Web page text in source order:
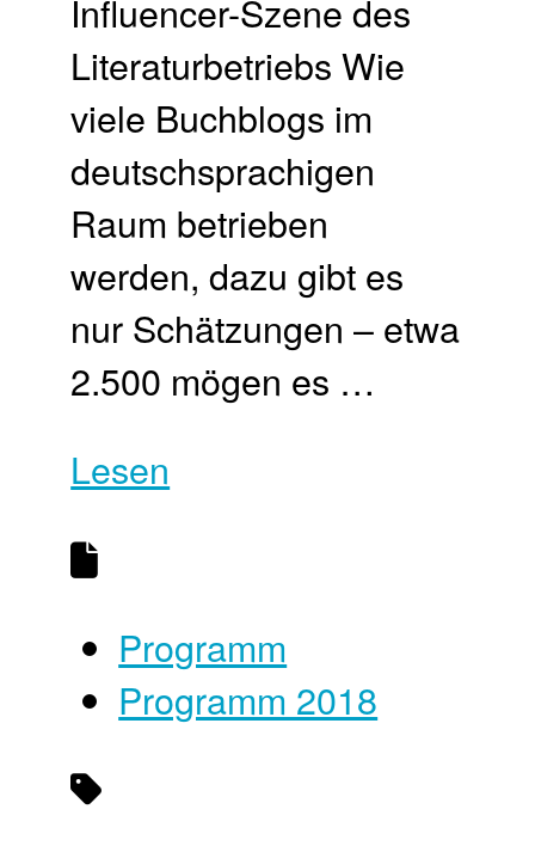
Influencer-Szene des
Literaturbetriebs Wie
viele Buchblogs im
deutschsprachigen
Raum betrieben
werden, dazu gibt es
nur Schätzungen – etwa
2.500 mögen es …
Lesen
Programm
Programm 2018